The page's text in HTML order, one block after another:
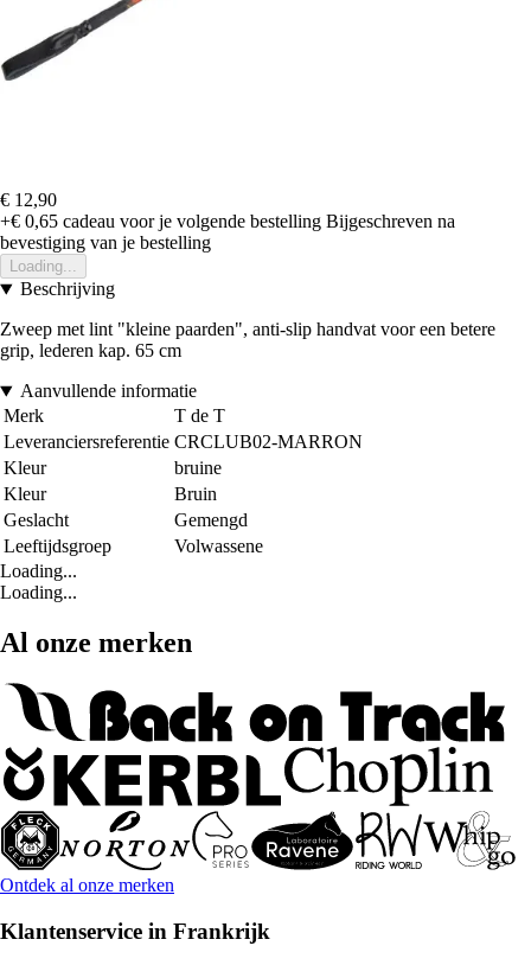
€ 12,90
+€ 0,65 cadeau voor je volgende bestelling Bijgeschreven na
bevestiging van je bestelling
Loading...
Beschrijving
Zweep met lint "kleine paarden", anti-slip handvat voor een betere
grip, lederen kap. 65 cm
Aanvullende informatie
Merk
T de T
Leveranciersreferentie CRCLUB02-MARRON
Kleur
bruine
Kleur
Bruin
Geslacht
Gemengd
Leeftijdsgroep
Volwassene
Loading...
Loading...
Al onze merken
Ontdek al onze merken
Klantenservice in Frankrijk